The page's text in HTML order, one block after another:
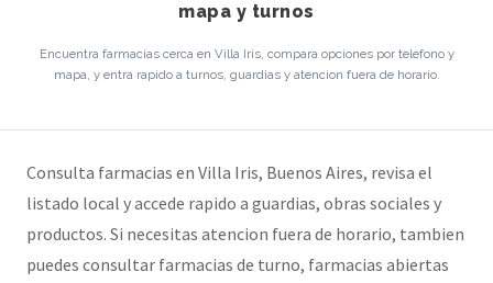
mapa y turnos
Encuentra farmacias cerca en Villa Iris, compara opciones por telefono y
mapa, y entra rapido a turnos, guardias y atencion fuera de horario.
Consulta farmacias en Villa Iris, Buenos Aires, revisa el
listado local y accede rapido a guardias, obras sociales y
productos. Si necesitas atencion fuera de horario, tambien
puedes consultar farmacias de turno, farmacias abiertas